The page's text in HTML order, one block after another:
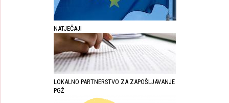
NATJEČAJI
LOKALNO PARTNERSTVO ZA ZAPOŠLJAVANJE
PGŽ